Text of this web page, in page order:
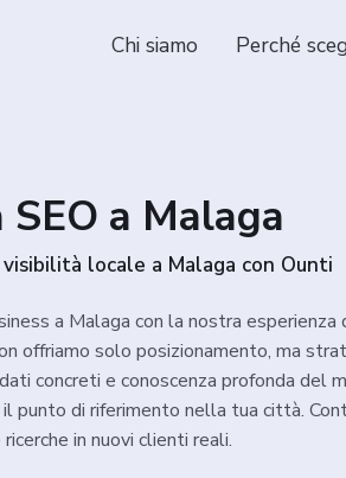
Chi siamo Perché
a Malaga
locale a Malaga con Ounti
a Malaga con la nostra esperienza
offriamo solo posizionamento, ma
concreti e conoscenza profonda del
punto di riferimento nella tua città.
in nuovi clienti reali.